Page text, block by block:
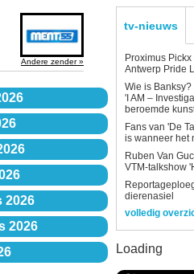
Andere zender »
2026
2026
tv-nieuws
Proximus
Antwerp Pride
Wie is
'I AM –
beroemde
Fans van 'De
is wanneer het
Ruben Van
VTM-talkshow
dierenasiel
volledig
Loading